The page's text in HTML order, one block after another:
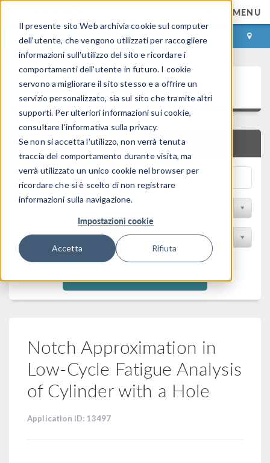
Il presente sito Web archivia cookie sul computer
dell'utente, che vengono utilizzati per raccogliere
informazioni sull'utilizzo del sito e ricordare i
comportamenti dell'utente in futuro. I cookie
servono a migliorare il sito stesso e a offrire un
servizio personalizzato, sia sul sito che tramite altri
supporti. Per ulteriori informazioni sui cookie,
consultare l'informativa sulla privacy.
Se non si accetta l'utilizzo, non verrà tenuta
traccia del comportamento durante visita, ma
verrà utilizzato un unico cookie nel browser per
ricordare che si è scelto di non registrare
informazioni sulla navigazione.
Impostazioni cookie
Accetta Rifiuta
MENU
ACCEDI CONTACT
Galleria delle Applicazioni
RICERCA RAPIDA
Filtra per Prodotto
Filtra
Notch Approximation in
Low-Cycle Fatigue Analysis
of Cylinder with a Hole
Application ID: 13497